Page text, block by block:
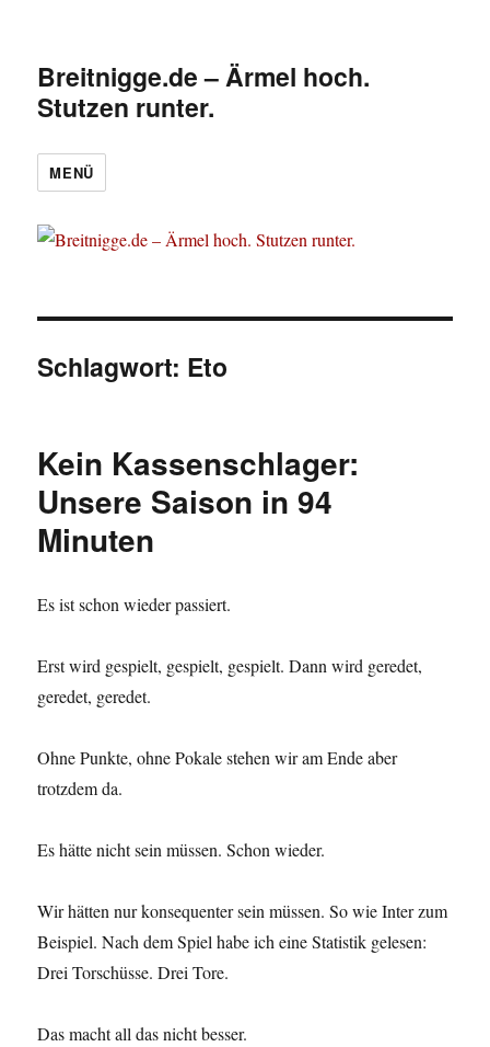
Breitnigge.de – Ärmel hoch.
Stutzen runter.
MENÜ
Schlagwort: Eto
Kein Kassenschlager:
Unsere Saison in 94
Minuten
Es ist schon wieder passiert.
Erst wird gespielt, gespielt, gespielt. Dann wird geredet,
geredet, geredet.
Ohne Punkte, ohne Pokale stehen wir am Ende aber
trotzdem da.
Es hätte nicht sein müssen. Schon wieder.
Wir hätten nur konsequenter sein müssen. So wie Inter zum
Beispiel. Nach dem Spiel habe ich eine Statistik gelesen:
Drei Torschüsse. Drei Tore.
Das macht all das nicht besser.